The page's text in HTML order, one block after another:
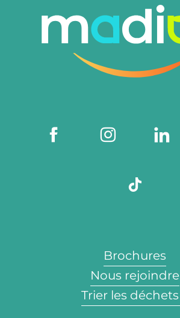
Brochures
Nous rejoindre
Trier les déchets